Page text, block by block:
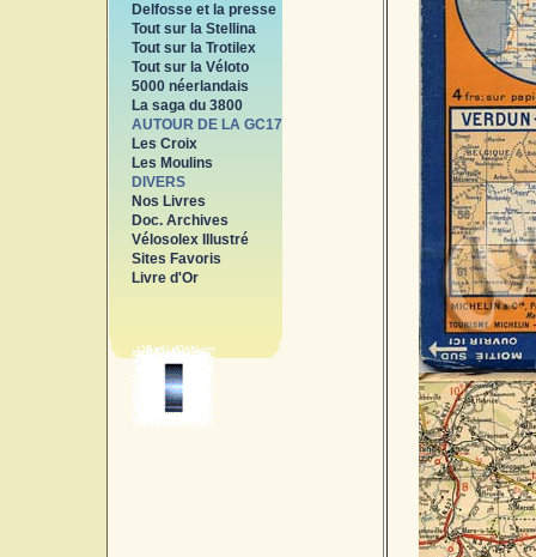
Delfosse et la presse
Tout sur la Stellina
Tout sur la Trotilex
Tout sur la Véloto
5000 néerlandais
La saga du 3800
AUTOUR DE LA GC17
Les Croix
Les Moulins
DIVERS
Nos Livres
Doc. Archives
Vélosolex Illustré
Sites Favoris
Livre d'Or